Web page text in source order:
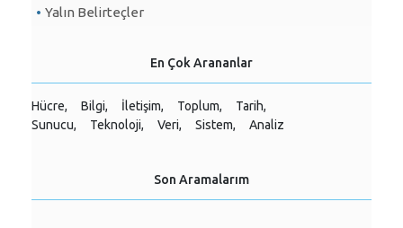
Yalın Belirteçler
En Çok Arananlar
Hücre, Bilgi, İletişim, Toplum,
Tarih,
Sunucu,
Teknoloji, Veri, Sistem, Analiz
Son Aramalarım